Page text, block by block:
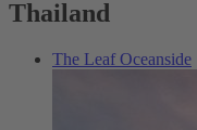
Thailand
The Leaf Oceanside